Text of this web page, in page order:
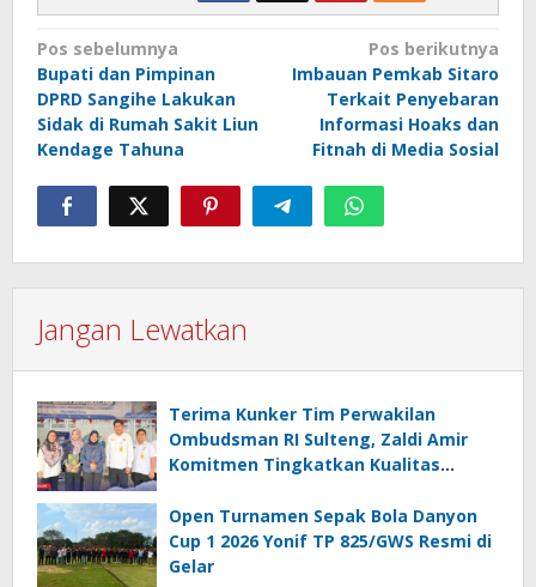
Navigasi
pos
Pos sebelumnya
Bupati dan Pimpinan
DPRD Sangihe Lakukan
Sidak di Rumah Sakit Liun
Kendage Tahuna
Pos berikutnya
Imbauan Pemkab Sitaro
Terkait Penyebaran
Informasi Hoaks dan
Fitnah di Media Sosial
Jangan Lewatkan
Terima Kunker Tim Perwakilan
Ombudsman RI Sulteng, Zaldi Amir
Komitmen Tingkatkan Kualitas
Mal Administrasi
Open Turnamen Sepak Bola Danyon
Cup 1 2026 Yonif TP 825/GWS Resmi di
Gelar